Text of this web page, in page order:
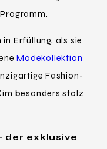
Erfüllung, als sie
Modekollektion
Fashion-
besonders stolz
der exklusive